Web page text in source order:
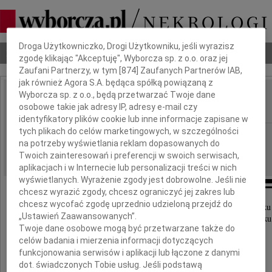
Nekrologi Odeszli Poradnik pogrzebowy
IMIĘ I NAZWISKO: Jan Wołosewicz
REGION: Kraków
DATA EMISJI: 16.12.2011
Z żalem zawiadamiamy, że 6 grudnia 2011 roku
zginął tragicznie w wypadku samochodowym w
Dbamy o Twoją prywatność
Droga Użytkowniczko, Drogi Użytkowniku, jeśli wyrazisz
zgodę klikając "Akceptuję", Wyborcza sp. z o.o. oraz jej
Zaufani Partnerzy, w tym [874] Zaufanych Partnerów IAB,
jak również Agora S.A. będąca spółką powiązaną z
Wyborcza sp. z o.o., będą przetwarzać Twoje dane
osobowe takie jak adresy IP, adresy e-mail czy
identyfikatory plików cookie lub inne informacje zapisane w
tych plikach do celów marketingowych, w szczególności
na potrzeby wyświetlania reklam dopasowanych do
Twoich zainteresowań i preferencji w swoich serwisach,
aplikacjach i w Internecie lub personalizacji treści w nich
wyświetlanych. Wyrażenie zgody jest dobrowolne. Jeśli nie
chcesz wyrazić zgody, chcesz ograniczyć jej zakres lub
chcesz wycofać zgodę uprzednio udzieloną przejdź do
„Ustawień Zaawansowanych”.
Twoje dane osobowe mogą być przetwarzane także do
celów badania i mierzenia informacji dotyczących
funkcjonowania serwisów i aplikacji lub łączone z danymi
dot. świadczonych Tobie usług. Jeśli podstawą